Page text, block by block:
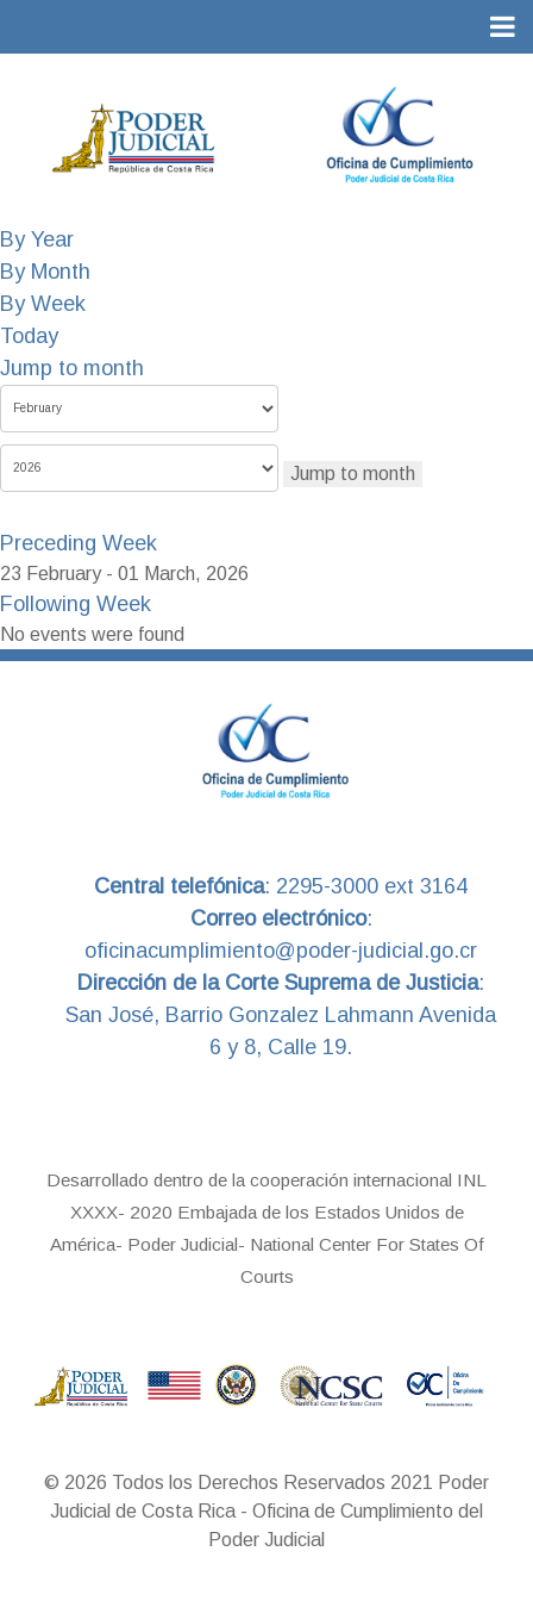
By Year
By Month
By Week
Today
Jump to month
Jump to month
Preceding Week
23 February - 01 March, 2026
Following Week
No events were found
Central telefónica: 2295-3000 ext 3164
Correo electrónico:
oficinacumplimiento@poder-judicial.go.cr
Dirección de la Corte Suprema de Justicia:
San José, Barrio Gonzalez Lahmann Avenida
6 y 8, Calle 19.
Desarrollado dentro de la cooperación internacional INL
XXXX- 2020 Embajada de los Estados Unidos de
América- Poder Judicial- National Center For States Of
Courts
© 2026 Todos los Derechos Reservados 2021 Poder
Judicial de Costa Rica - Oficina de Cumplimiento del
Poder Judicial